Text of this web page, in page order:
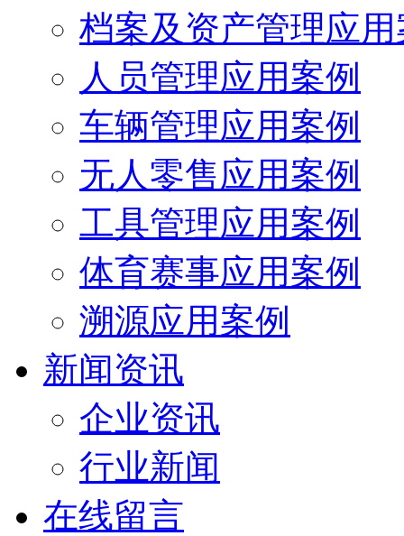
档案及资产管理应
人员管理应用案例
车辆管理应用案例
无人零售应用案例
工具管理应用案例
体育赛事应用案例
溯源应用案例
新闻资讯
企业资讯
行业新闻
在线留言